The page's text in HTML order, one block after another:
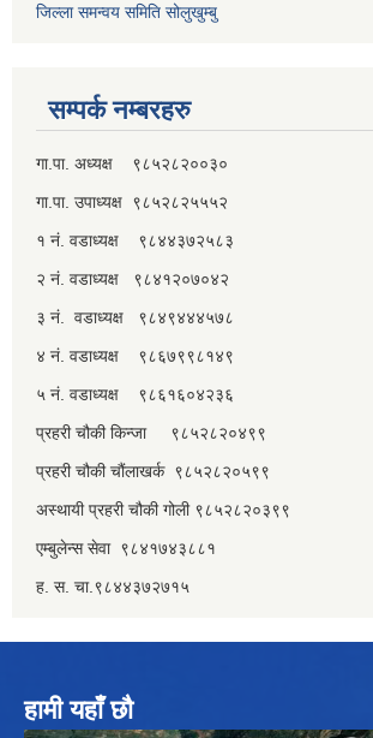
जिल्ला समन्वय समिति सोलुखुम्बु
सम्पर्क नम्बरहरु
गा.पा. अध्यक्ष ९८५२८२००३०
गा.पा. उपाध्यक्ष ९८५२८२५५५२
१ नं. वडाध्यक्ष ९८४४३७२५८३
२ नं. वडाध्यक्ष ९८४१२०७०४२
३ नं. वडाध्यक्ष ९८४९४४४५७८
४ नं. वडाध्यक्ष ९८६७९९८१४९
५ नं. वडाध्यक्ष ९८६१६०४२३६
प्रहरी चौकी किन्जा ९८५२८२०४९९
प्रहरी चौकी चौंलाखर्क ९८५२८२०५९९
अस्थायी प्रहरी चौकी गोली ९८५२८२०३९९
एम्बुलेन्स सेवा ९८४१७४३८८१
ह. स. चा.९८४४३७२७१५
हामी यहाँ छौ